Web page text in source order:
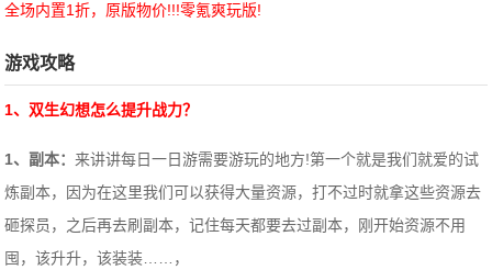
全场内置1折，原版物价!!!零氪爽玩版!
游戏攻略
1、双生幻想怎么提升战力？
1、副本：来讲讲每日一日游需要游玩的地方!第一个就是我们就爱的试
炼副本，因为在这里我们可以获得大量资源，打不过时就拿这些资源去
砸探员，之后再去刷副本，记住每天都要去过副本，刚开始资源不用
囤，该升升，该装装……，